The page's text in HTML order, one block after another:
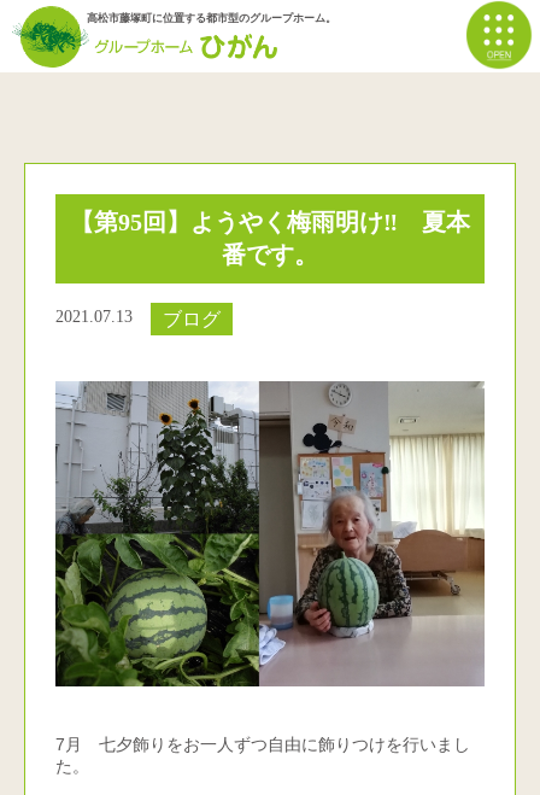
高松市藤塚町に位置する都市型のグループホーム。
【第95回】ようやく梅雨明け‼ 夏本
番です。
2021.07.13 ブログ
7月 七夕飾りをお一人ずつ自由に飾りつけを行いまし
た。